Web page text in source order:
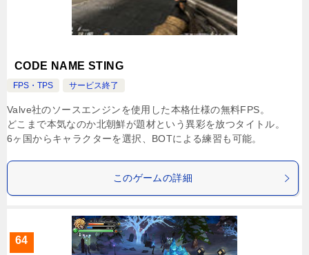
CODE NAME STING
FPS・TPS サービス終了
Valve社のソースエンジンを使用した本格仕様の無料FPS。
どこまで本気なのか北朝鮮が題材という異彩を放つタイトル。
6ヶ国からキャラクターを選択、BOTによる練習も可能。
このゲームの詳細
64